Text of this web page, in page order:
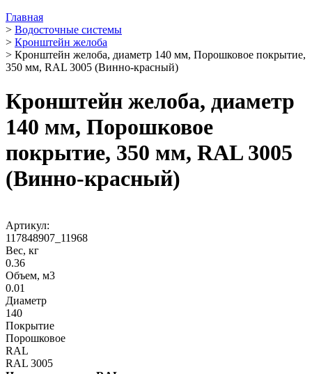
Главная
> Водосточные системы
> Кронштейн желоба
> Кронштейн желоба, диаметр 140 мм, Порошковое покрытие,
350 мм, RAL 3005 (Винно-красный)
Кронштейн желоба, диаметр
140 мм, Порошковое
покрытие, 350 мм, RAL 3005
(Винно-красный)
Артикул:
117848907_11968
Вес, кг
0.36
Объем, м3
0.01
Диаметр
140
Покрытие
Порошковое
RAL
RAL 3005